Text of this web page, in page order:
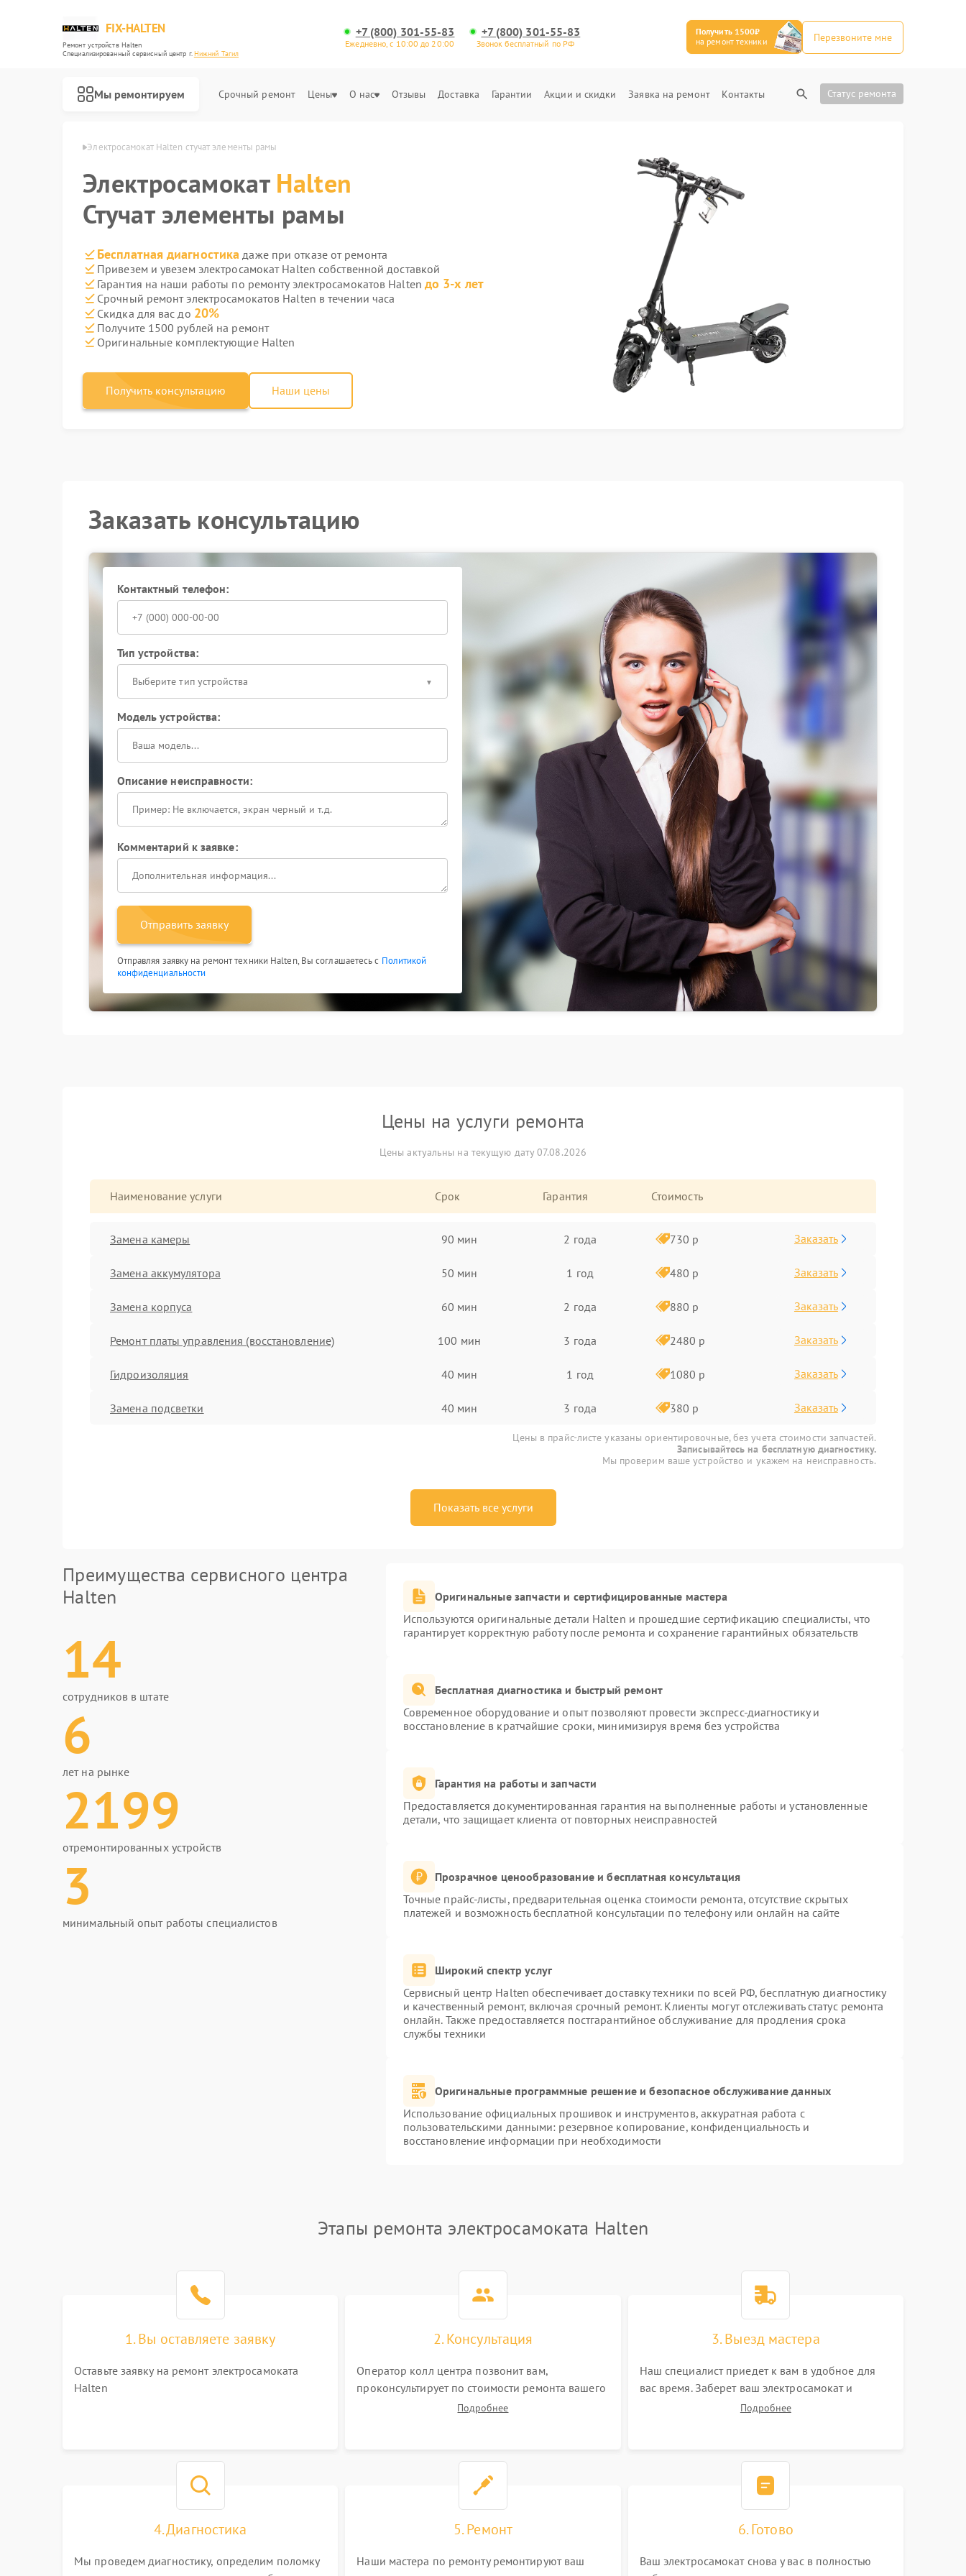
FIX-HALTEN
Ремонт устройств Halten
Специализированный cервисный центр г.Нижний Тагил
+7 (800) 301-55-83
Ежедневно, с 10:00 до 20:00
+7 (800) 301-55-83
Звонок бесплатный по РФ
Получить 1500₽
на ремонт техники
Перезвоните мне
Мы ремонтируем Срочный ремонт Цены О нас Отзывы Доставка Гарантии Акции и скидки Заявка на ремонт Контакты Статус ремонта
в Нижнем Тагиле Электросамокат Halten стучат элементы рамы
Электросамокат Halten
Стучат элементы рамы
Бесплатная диагностика даже при отказе от ремонта
Привезем и увезем электросамокат Halten собственной доставкой
Гарантия на наши работы по ремонту электросамокатов Halten до 3-х лет
Срочный ремонт электросамокатов Halten в течении часа
Скидка для вас до 20%
Получите 1500 рублей на ремонт
Оригинальные комплектующие Halten
Получить консультацию Наши цены
Заказать консультацию
Контактный телефон:
Тип устройства:
Выберите тип устройства
Модель устройства:
Описание неисправности:
Комментарий к заявке:
Отправить заявку
Отправляя заявку на ремонт техники Halten, Вы соглашаетесь с Политикой
конфиденциальности
Цены на услуги ремонта
Цены актуальны на текущую дату 07.08.2026
Наименование услуги Срок Гарантия Стоимость
Замена камеры 90 мин 2 года 730 р Заказать
Замена аккумулятора 50 мин 1 год 480 р Заказать
Замена корпуса 60 мин 2 года 880 р Заказать
Ремонт платы управления (восстановление) 100 мин 3 года 2480 р Заказать
Гидроизоляция 40 мин 1 год 1080 р Заказать
Замена подсветки 40 мин 3 года 380 р Заказать
Цены в прайс-листе указаны ориентировочные, без учета стоимости запчастей.
Записывайтесь на бесплатную диагностику.
Мы проверим ваше устройство и укажем на неисправность.
Показать все услуги
Преимущества сервисного центра
Halten
14
сотрудников в штате
6
лет на рынке
2199
отремонтированных устройств
3
минимальный опыт работы специалистов
Оригинальные запчасти и сертифицированные мастера
Используются оригинальные детали Halten и прошедшие сертификацию специалисты, что
гарантирует корректную работу после ремонта и сохранение гарантийных обязательств
Бесплатная диагностика и быстрый ремонт
Современное оборудование и опыт позволяют провести экспресс-диагностику и
восстановление в кратчайшие сроки, минимизируя время без устройства
Гарантия на работы и запчасти
Предоставляется документированная гарантия на выполненные работы и установленные
детали, что защищает клиента от повторных неисправностей
Прозрачное ценообразование и бесплатная консультация
Точные прайс-листы, предварительная оценка стоимости ремонта, отсутствие скрытых
платежей и возможность бесплатной консультации по телефону или онлайн на сайте
Широкий спектр услуг
Сервисный центр Halten обеспечивает доставку техники по всей РФ, бесплатную диагностику
и качественный ремонт, включая срочный ремонт. Клиенты могут отслеживать статус ремонта
онлайн. Также предоставляется постгарантийное обслуживание для продления срока
службы техники
Оригинальные программные решение и безопасное обслуживание данных
Использование официальных прошивок и инструментов, аккуратная работа с
пользовательскими данными: резервное копирование, конфиденциальность и
восстановление информации при необходимости
Этапы ремонта электросамоката Halten
1. Вы оставляете заявку
Оставьте заявку на ремонт электросамоката
Halten
2. Консультация
Оператор колл центра позвонит вам,
проконсультирует по стоимости ремонта вашего
электросамоката а также ответит на все ваши
Подробнее
3. Выезд мастера
Наш специалист приедет к вам в удобное для
вас время. Заберет ваш электросамокат и
привезет на склад для диагностики.
Подробнее
4. Диагностика
Мы проведем диагностику, определим поломку
5. Ремонт
Наши мастера по ремонту ремонтируют ваш
6. Готово
Ваш электросамокат снова у вас в полностью